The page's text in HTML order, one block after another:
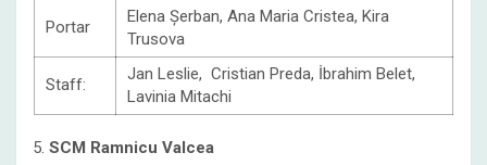
Portar
Elena Șerban, Ana Maria Cristea, Kira
Trusova
Staff:
Jan Leslie, Cristian Preda, İbrahim Belet,
Lavinia Mitachi
5. SCM Ramnicu Valcea